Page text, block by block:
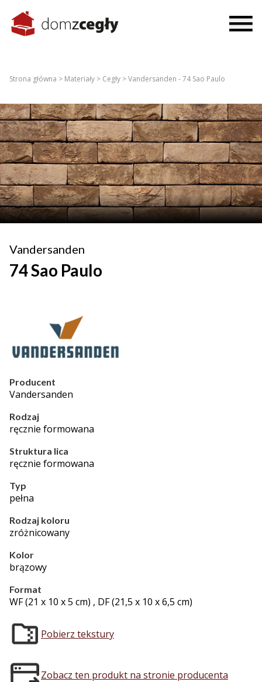
Strona główna > Materiały > Cegły >Vandersanden - 74 Sao Paulo
Vandersanden
74 Sao Paulo
Producent
Vandersanden
Rodzaj
ręcznie formowana
Struktura lica
ręcznie formowana
Typ
pełna
Rodzaj koloru
zróżnicowany
Kolor
brązowy
Format
WF (21 x 10 x 5 cm) , DF (21,5 x 10 x 6,5 cm)
Pobierz tekstury
Zobacz ten produkt na stronie producenta